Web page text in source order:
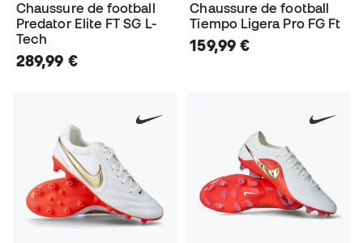
Chaussure de football
Predator Elite FT SG L-
Tech
289,99 €
Chaussure de football
Tiempo Ligera Pro FG Ft
159,99 €